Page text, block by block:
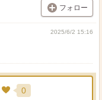
フォロー
2025/6/2 15:16
0